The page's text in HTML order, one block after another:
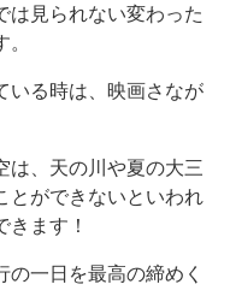
は見られない変わった
いる時は、映画さなが
は、天の川や夏の大三
とができないといわれ
ます！
一日を最高の締めく